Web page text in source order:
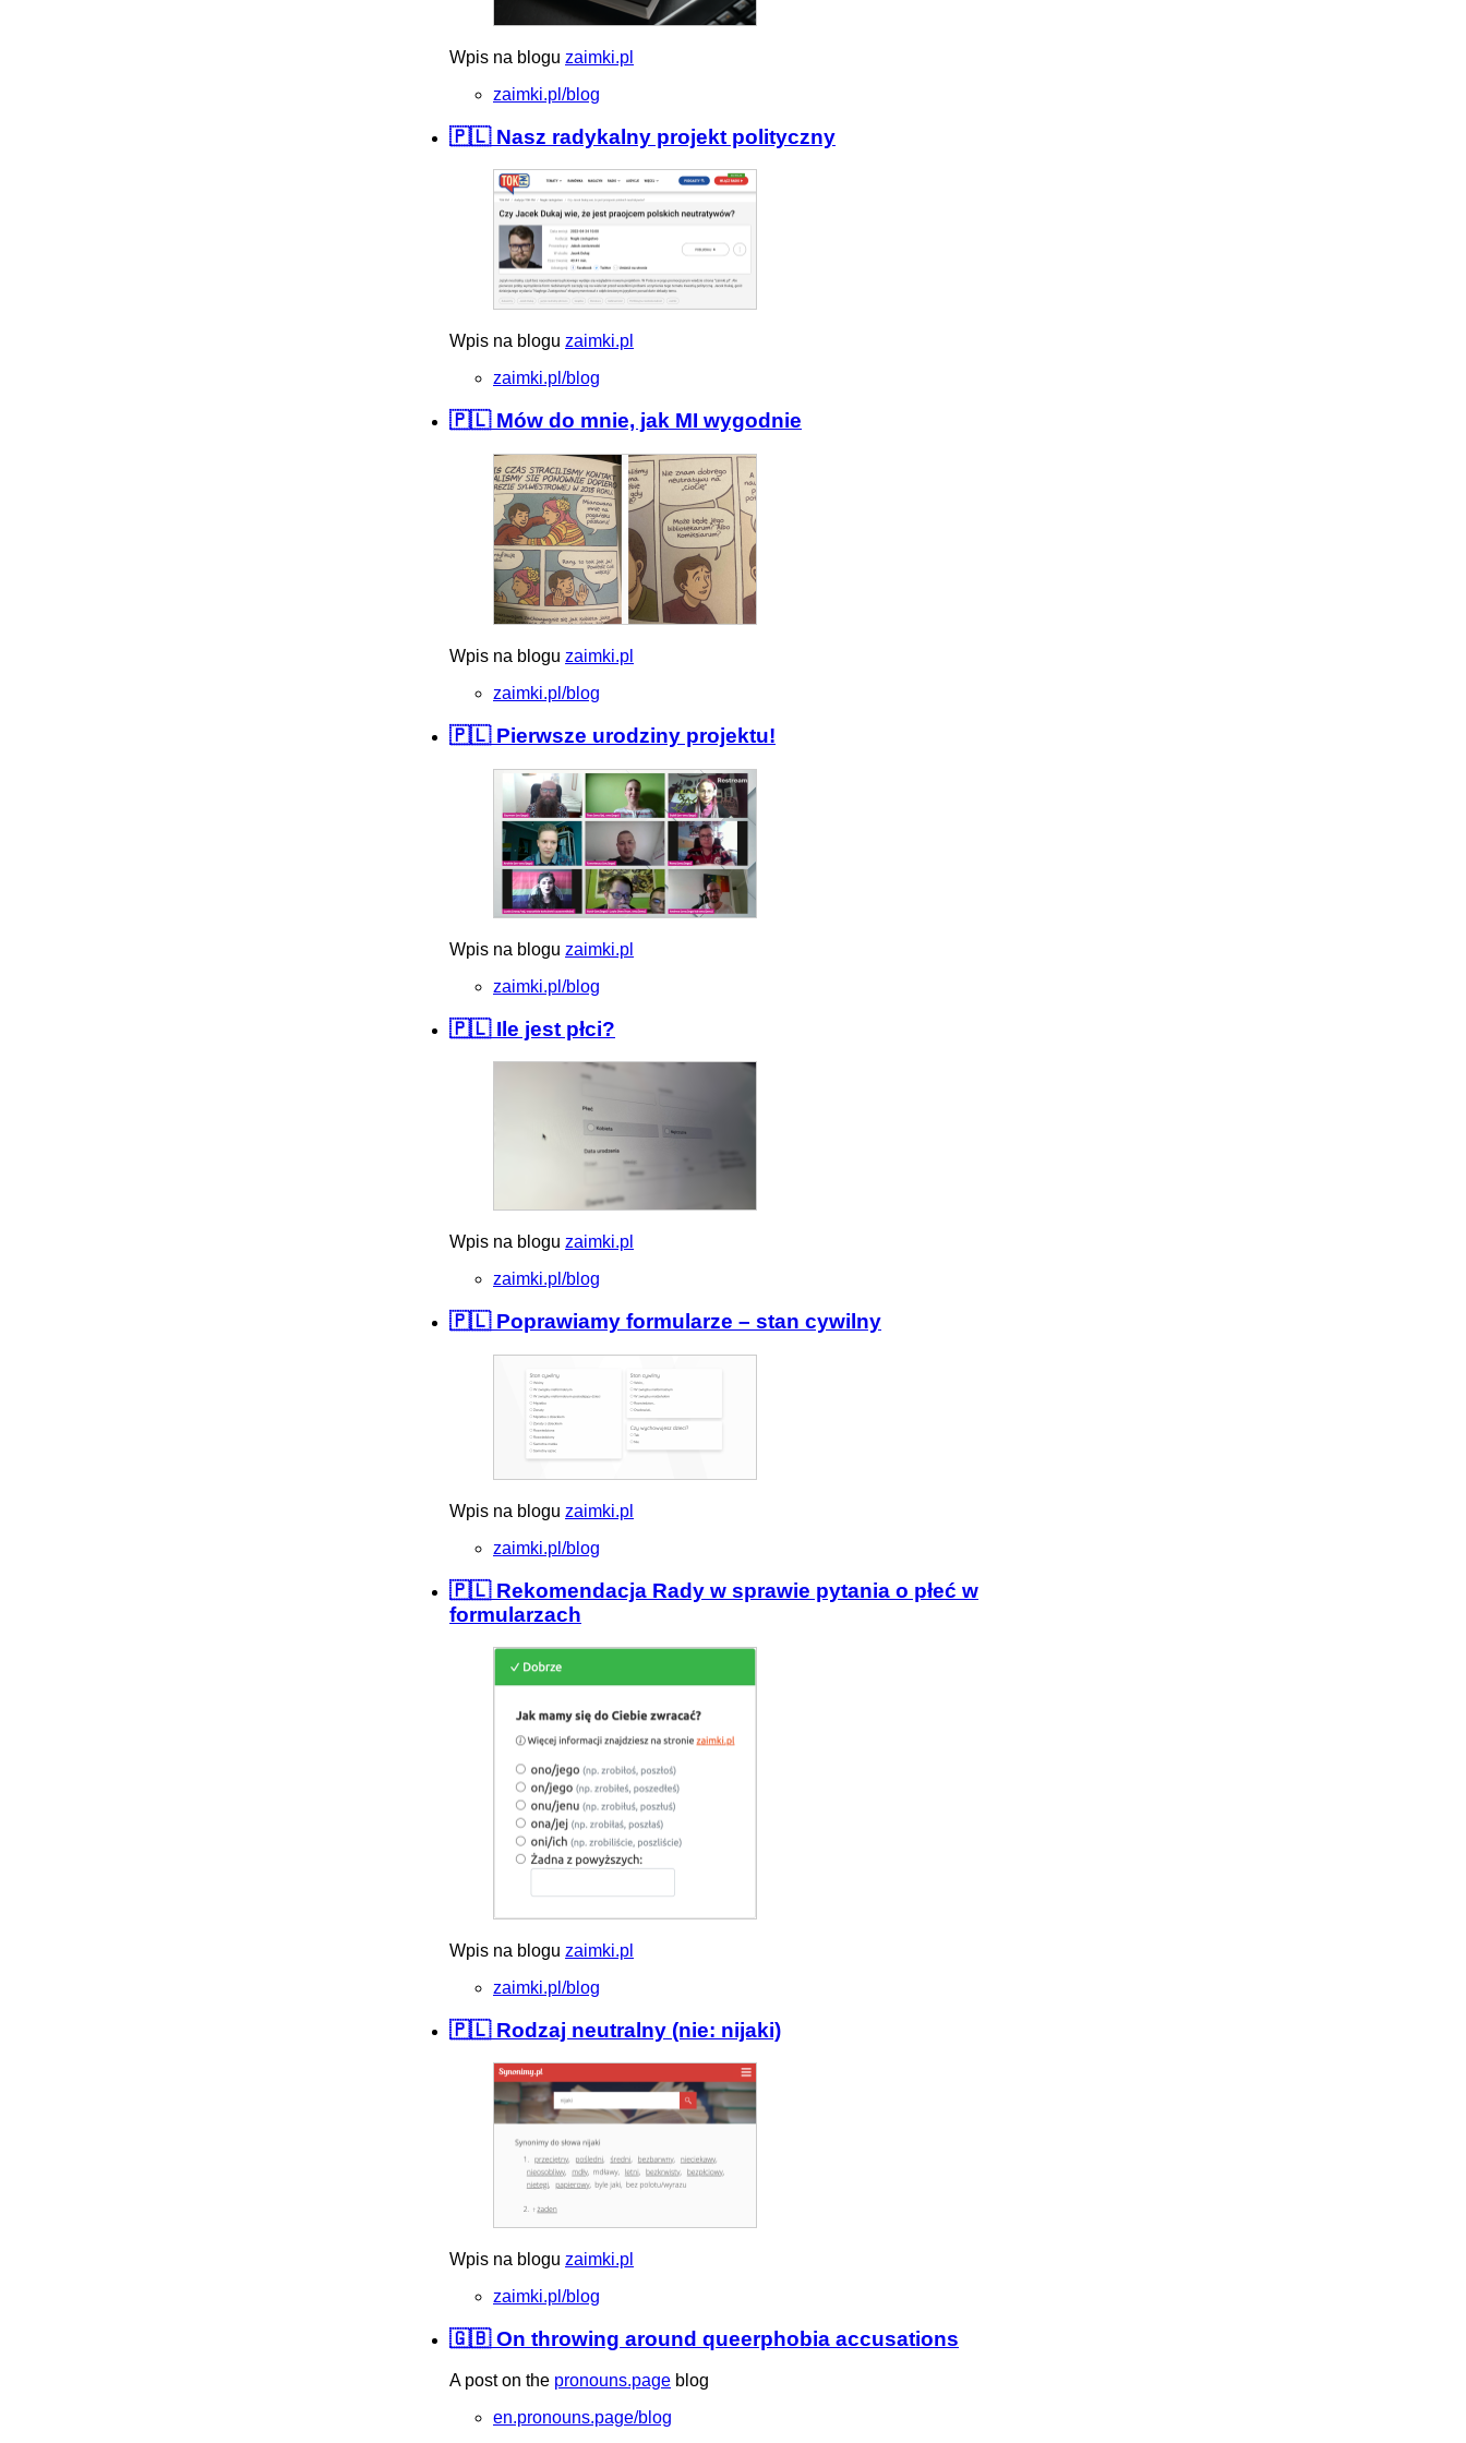
Wpis na blogu zaimki.pl
zaimki.pl/blog
🇵🇱 Nasz radykalny projekt polityczny
Wpis na blogu zaimki.pl
zaimki.pl/blog
🇵🇱 Mów do mnie, jak MI wygodnie
Wpis na blogu zaimki.pl
zaimki.pl/blog
🇵🇱 Pierwsze urodziny projektu!
Wpis na blogu zaimki.pl
zaimki.pl/blog
🇵🇱 Ile jest płci?
Wpis na blogu zaimki.pl
zaimki.pl/blog
🇵🇱 Poprawiamy formularze – stan cywilny
Wpis na blogu zaimki.pl
zaimki.pl/blog
🇵🇱 Rekomendacja Rady w sprawie pytania o płeć w
formularzach
Wpis na blogu zaimki.pl
zaimki.pl/blog
🇵🇱 Rodzaj neutralny (nie: nijaki)
Wpis na blogu zaimki.pl
zaimki.pl/blog
🇬🇧 On throwing around queerphobia accusations
A post on the pronouns.page blog
en.pronouns.page/blog